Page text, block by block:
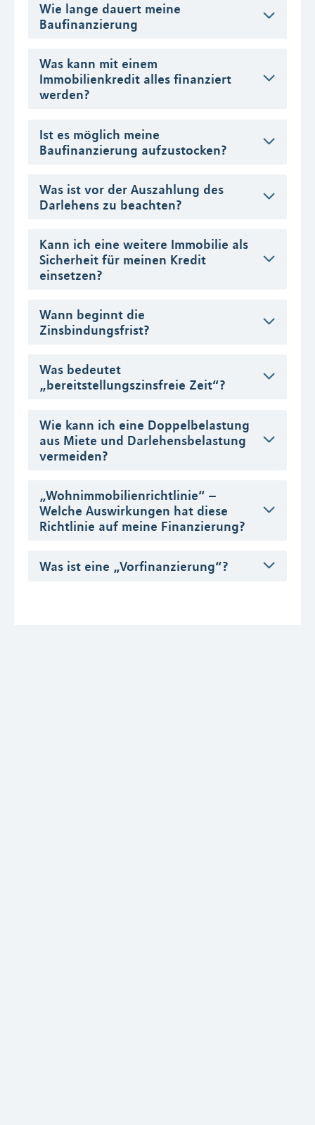
Wie lange dauert meine
Baufinanzierung
Was kann mit einem
Immobilienkredit alles finanziert
werden?
Ist es möglich meine
Baufinanzierung aufzustocken?
Was ist vor der Auszahlung des
Darlehens zu beachten?
Kann ich eine weitere Immobilie als
Sicherheit für meinen Kredit
einsetzen?
Wann beginnt die
Zinsbindungsfrist?
Was bedeutet
„bereitstellungszinsfreie Zeit“?
Wie kann ich eine Doppelbelastung
aus Miete und Darlehensbelastung
vermeiden?
„Wohnimmobilienrichtlinie“ –
Welche Auswirkungen hat diese
Richtlinie auf meine Finanzierung?
Was ist eine „Vorfinanzierung“?